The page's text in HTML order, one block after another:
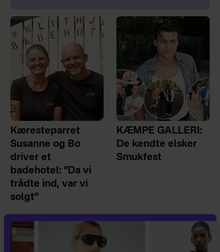
Kæresteparret
Susanne og Bo
driver et
badehotel: ”Da vi
trådte ind, var vi
solgt”
KÆMPE GALLERI:
De kendte elsker
Smukfest